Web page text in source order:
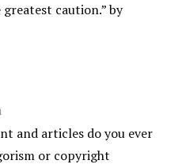
greatest caution.” by
and articles do you ever
or copyright